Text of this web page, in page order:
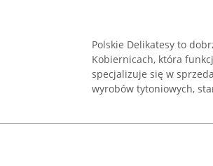
Polskie Delikatesy to
Kobiernicach, która
specjalizuje się w
wyrobów tytoniowych,